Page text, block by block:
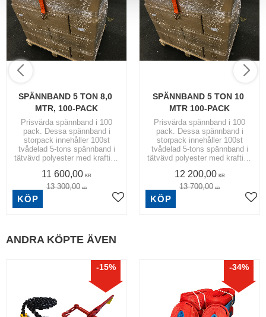
SPÄNNBAND 5 TON 8,0
MTR, 100-PACK
Prisvärda spännband i 100
pack. Dessa spännband i
storpack innehåller 100st
tvådelad 5-tons spännband i
tätvävd polyester med kraftiga
11 600,00 KR
13 300,00 KR
KÖP
SPÄNNBAND 5 TON 10
MTR 100-PACK
Prisvärda spännband i 100
pack. Dessa spännband i
storpack innehåller 100st
tvådelad 5-tons spännband i
tätvävd polyester med kraftiga
12 200,00 KR
13 700,00 KR
KÖP
ANDRA KÖPTE ÄVEN
15% 34%